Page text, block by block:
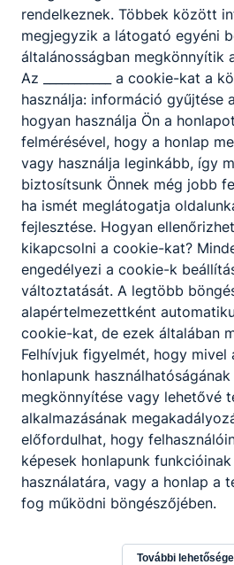
2026. júl. 2. kaesz
Iskolakezdés
Iskolakezdés teendői
2026. júl. 1. kaesz
Partnereink
rendelkeznek. Többek között
megjegyzik a látogató egyéni
általánosságban megkönnyítik
Az ___________ a cookie-kat a
használja: információ gyűjtése
hogyan használja Ön a
felmérésével, hogy a honlap
vagy használja leginkább, így
biztosítsunk Önnek még jobb
ha ismét meglátogatja
fejlesztése. Hogyan
kikapcsolni a cookie-kat?
engedélyezi a cookie-k
változtatását. A legtöbb
alapértelmezettként
cookie-kat, de ezek általában
Felhívjuk figyelmét, hogy mivel
honlapunk
megkönnyítése vagy lehetővé
alkalmazásának
előfordulhat, hogy
képesek honlapunk
használatára, vagy a honlap a
fog működni böngészőjében.
További